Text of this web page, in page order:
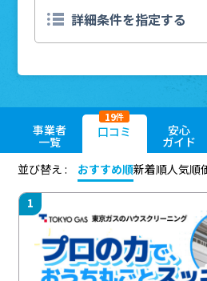
事業者
一覧
口コミ
19件
安心
ガイド
並び替え :
おすすめ順新着順人気順
1